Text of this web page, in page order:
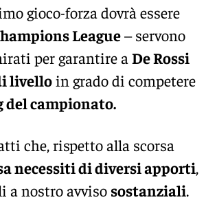
gioco-forza dovrà essere
League– servono
per garantire a De Rossi
livelloin grado di competere
del campionato.
che, rispetto alla scorsa
necessiti di diversi apporti,
a nostro avviso sostanziali.